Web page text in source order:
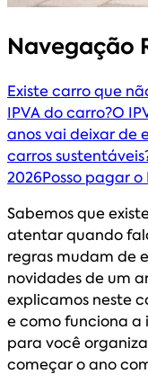
Navegação
Existe carro que
IPVA do carro?O
anos vai deixar de
carros
2026Posso pagar
Sabemos que
atentar quando
regras mudam de
novidades de um
explicamos neste
e como funciona a
para você
começar o ano